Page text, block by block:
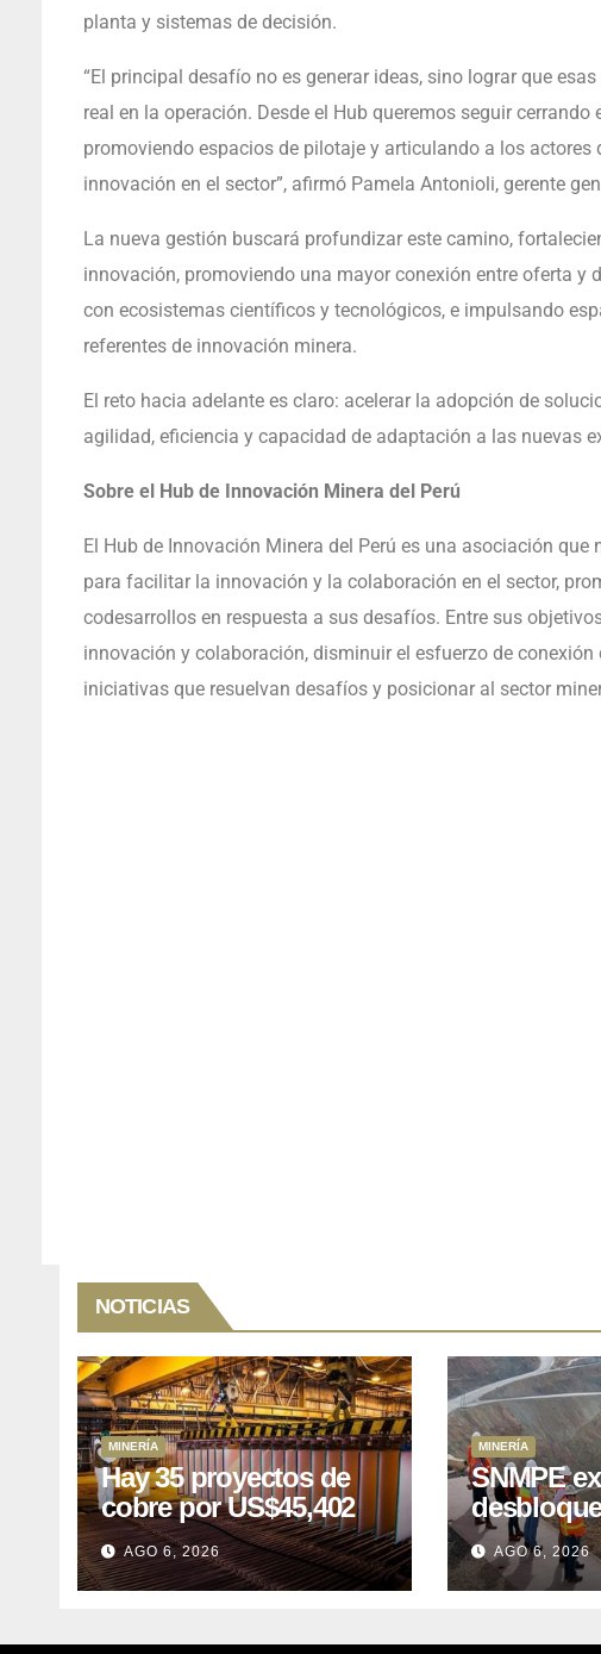
planta y sistemas de decisión.
“El principal desafío no es generar ideas, sino lograr que
real en la operación. Desde el Hub queremos seguir
promoviendo espacios de pilotaje y articulando a los
innovación en el sector”, afirmó Pamela Antonioli, gerente
La nueva gestión buscará profundizar este camino,
innovación, promoviendo una mayor conexión entre oferta
con ecosistemas científicos y tecnológicos, e impulsando
referentes de innovación minera.
El reto hacia adelante es claro: acelerar la adopción de
agilidad, eficiencia y capacidad de adaptación a las nuevas
Sobre el Hub de Innovación Minera del Perú
El Hub de Innovación Minera del Perú es una asociación
para facilitar la innovación y la colaboración en el sector,
codesarrollos en respuesta a sus desafíos. Entre sus
innovación y colaboración, disminuir el esfuerzo de
iniciativas que resuelvan desafíos y posicionar al sector
NOTICIAS
MINERÍA
Hay 35 proyectos de
cobre por US$45,402
millones que Perú
puede aprovechar
AGO 6, 2026
MINERÍA
SNMPE
el
lleva 15
AGO 6, 2026